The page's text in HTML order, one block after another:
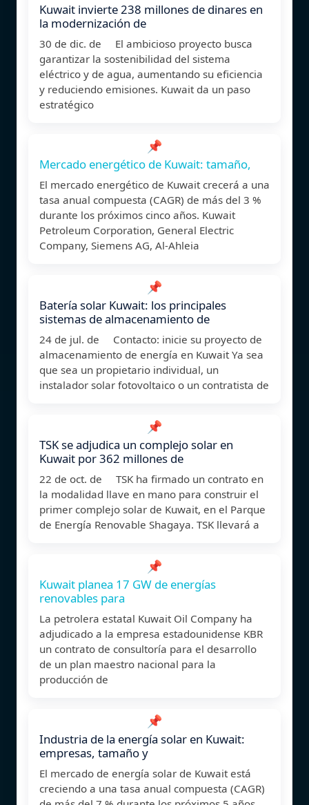
Kuwait invierte 238 millones de dinares en
la modernización de
30 de dic. de El ambicioso proyecto busca
garantizar la sostenibilidad del sistema
eléctrico y de agua, aumentando su eficiencia
y reduciendo emisiones. Kuwait da un paso
estratégico
📌
Mercado energético de Kuwait: tamaño,
El mercado energético de Kuwait crecerá a una
tasa anual compuesta (CAGR) de más del 3 %
durante los próximos cinco años. Kuwait
Petroleum Corporation, General Electric
Company, Siemens AG, Al-Ahleia
📌
Batería solar Kuwait: los principales
sistemas de almacenamiento de
24 de jul. de Contacto: inicie su proyecto de
almacenamiento de energía en Kuwait Ya sea
que sea un propietario individual, un
instalador solar fotovoltaico o un contratista de
📌
TSK se adjudica un complejo solar en
Kuwait por 362 millones de
22 de oct. de TSK ha firmado un contrato en
la modalidad llave en mano para construir el
primer complejo solar de Kuwait, en el Parque
de Energía Renovable Shagaya. TSK llevará a
📌
Kuwait planea 17 GW de energías
renovables para
La petrolera estatal Kuwait Oil Company ha
adjudicado a la empresa estadounidense KBR
un contrato de consultoría para el desarrollo
de un plan maestro nacional para la
producción de
📌
Industria de la energía solar en Kuwait:
empresas, tamaño y
El mercado de energía solar de Kuwait está
creciendo a una tasa anual compuesta (CAGR)